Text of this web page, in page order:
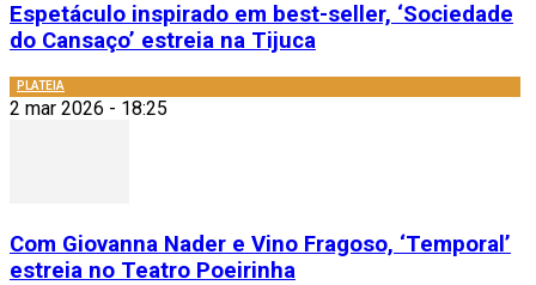
Espetáculo inspirado em best-seller, ‘Sociedade
do Cansaço’ estreia na Tijuca
PLATEIA
2 mar 2026 - 18:25
Com Giovanna Nader e Vino Fragoso, ‘Temporal’
estreia no Teatro Poeirinha